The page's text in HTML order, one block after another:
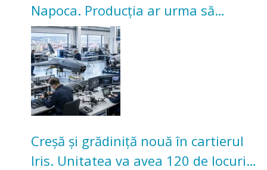
Napoca. Producția ar urma să
înceapă în toamna acestui an
Creșă și grădiniță nouă în cartierul
Iris. Unitatea va avea 120 de locuri